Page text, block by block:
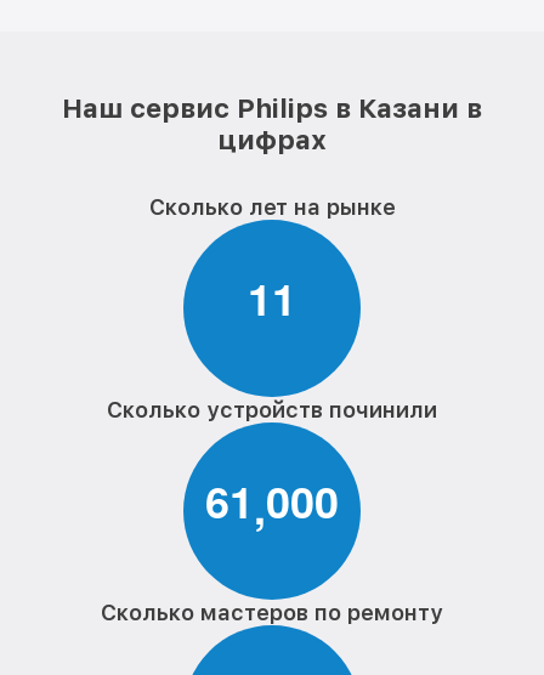
Наш сервис Philips в Казани в
цифрах
Сколько лет на рынке
11
Сколько устройств починили
61,000
Сколько мастеров по ремонту